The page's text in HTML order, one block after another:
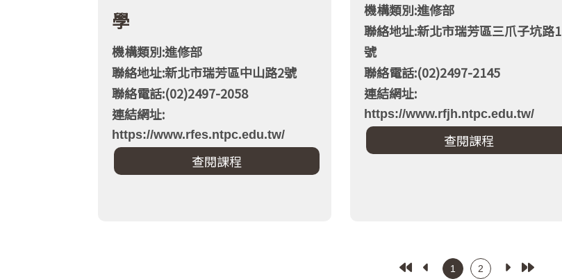
學
機構類別:進修部
聯絡地址:新北市瑞芳區中山路2號
聯絡電話:(02)2497-2058
連結網址:
https://www.rfes.ntpc.edu.tw/
機構類別:進修部
聯絡地址:新北市瑞芳區三爪子坑路1
號
聯絡電話:(02)2497-2145
連結網址:
https://www.rfjh.ntpc.edu.tw/